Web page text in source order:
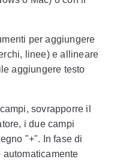
per aggiungere
linee) e allineare
aggiungere testo
sovrapporre il
i due campi
"+". In fase di